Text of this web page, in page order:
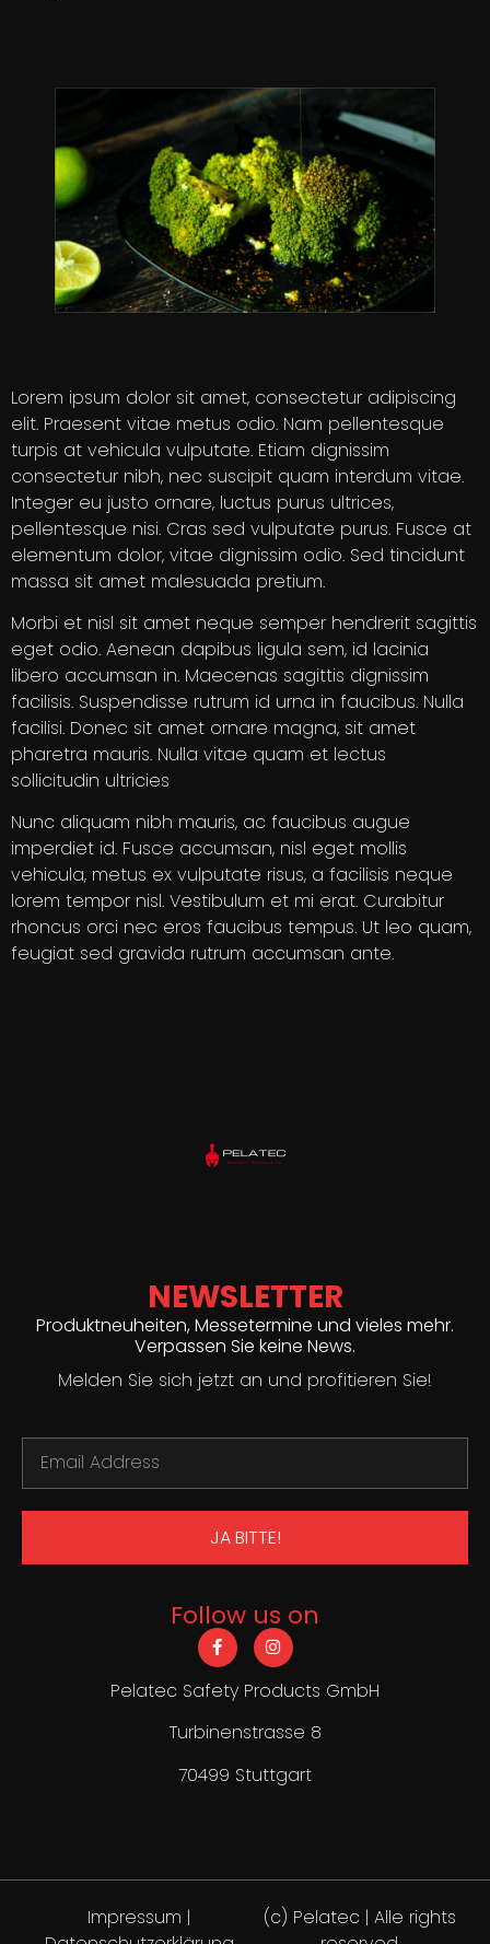
Lorem ipsum dolor sit amet, consectetur adipiscing
elit. Praesent vitae metus odio. Nam pellentesque
turpis at vehicula vulputate. Etiam dignissim
consectetur nibh, nec suscipit quam interdum vitae.
Integer eu justo ornare, luctus purus ultrices,
pellentesque nisi. Cras sed vulputate purus. Fusce at
elementum dolor, vitae dignissim odio. Sed tincidunt
massa sit amet malesuada pretium.
Morbi et nisl sit amet neque semper hendrerit sagittis
eget odio. Aenean dapibus ligula sem, id lacinia
libero accumsan in. Maecenas sagittis dignissim
facilisis. Suspendisse rutrum id urna in faucibus. Nulla
facilisi. Donec sit amet ornare magna, sit amet
pharetra mauris. Nulla vitae quam et lectus
sollicitudin ultricies
Nunc aliquam nibh mauris, ac faucibus augue
imperdiet id. Fusce accumsan, nisl eget mollis
vehicula, metus ex vulputate risus, a facilisis neque
lorem tempor nisl. Vestibulum et mi erat. Curabitur
rhoncus orci nec eros faucibus tempus. Ut leo quam,
feugiat sed gravida rutrum accumsan ante.
NEWSLETTER
Produktneuheiten, Messetermine und vieles mehr.
Verpassen Sie keine News.
Melden Sie sich jetzt an und profitieren Sie!
JA BITTE!
Follow us on
Pelatec Safety Products GmbH
Turbinenstrasse 8
70499 Stuttgart
Impressum |
(c) Pelatec | Alle rights